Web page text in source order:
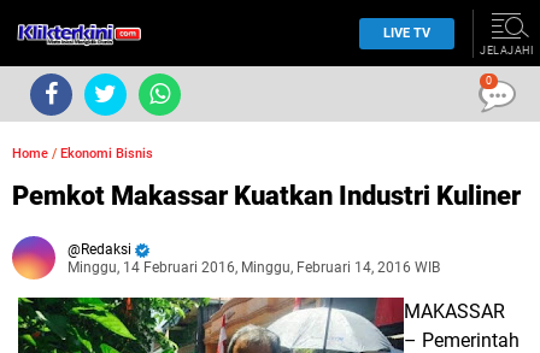
LIVE TV
JELAJAHI
Home / Ekonomi Bisnis
Pemkot Makassar Kuatkan Industri Kuliner
Redaksi
Minggu, 14 Februari 2016, Minggu, Februari 14, 2016 WIB
MAKASSAR
– Pemerintah
0